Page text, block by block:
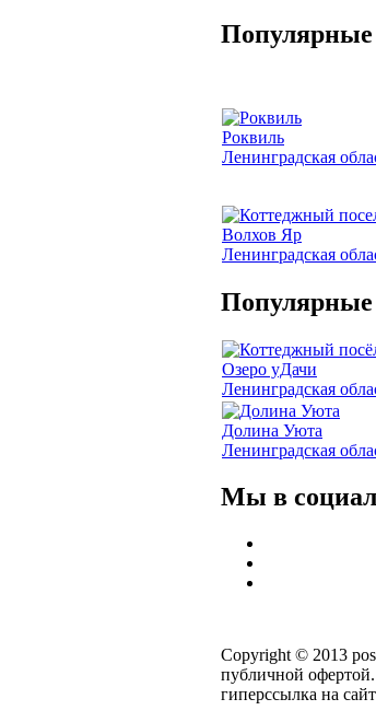
Популярные
Роквиль
Ленинградская
Волхов Яр
Ленинградская
Популярные
Озеро уДачи
Ленинградская
Долина Уюта
Ленинградская
Мы в
Copyright © 2013
публичной
гиперссылка на сайт